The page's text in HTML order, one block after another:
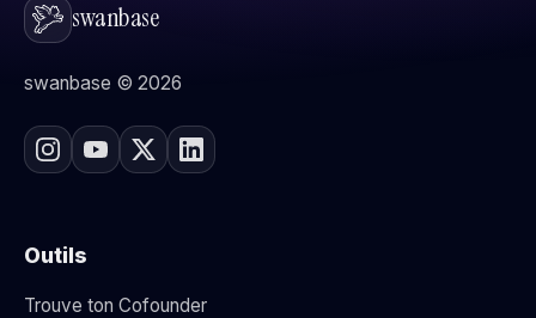
swanbase
swanbase © 2026
Outils
Trouve ton Cofounder